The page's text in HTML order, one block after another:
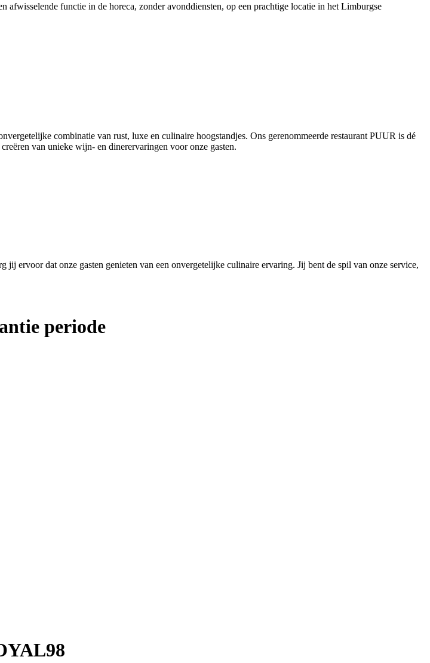
functie in de horeca, zonder avonddiensten, op een prachtige locatie in het Limburgse
combinatie van rust, luxe en culinaire hoogstandjes. Ons gerenommeerde restaurant PUUR is dé
van unieke wijn- en dinerervaringen voor onze gasten.
ervoor dat onze gasten genieten van een onvergetelijke culinaire ervaring. Jij bent de spil van onze service,
periode